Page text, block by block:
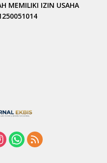
MEMILIKI IZIN USAHA